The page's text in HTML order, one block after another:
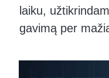
laiku,
gavimą per